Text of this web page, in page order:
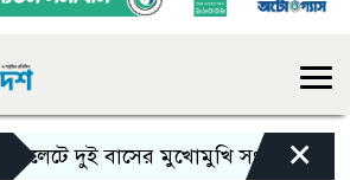
দুই বাসের মুখোমুখি সংঘর্ষে নিহত
×